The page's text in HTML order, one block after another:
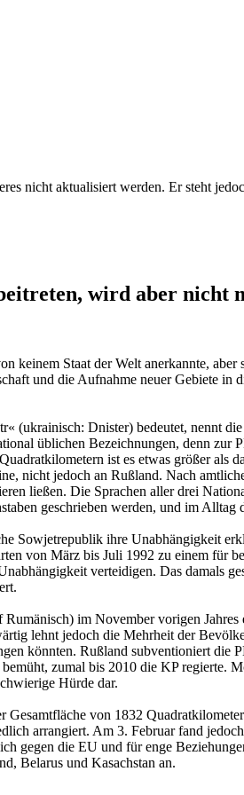
nicht aktualisiert werden. Er steht
wird aber nicht
Staat der Welt anerkannte,
und die Aufnahme neuer Gebiete
(ukrainisch: Dnister) bedeutet, nennt
üblichen Bezeichnungen, denn zur
ist es etwas größer als
nicht jedoch an Rußland. Nach
ließen. Die Sprachen aller drei
geschrieben werden, und im Alltag
Sowjetrepublik ihre Unabhängigkeit
von März bis Juli 1992 zu einem für
verteidigen. Das damals
im November vorigen
lehnt jedoch die Mehrheit der
könnten. Rußland subventioniert
zumal bis 2010 die KP
Hürde dar.
von 1832
arrangiert. Am 3. Februar fand
gegen die EU und für enge
Belarus und Kasachstan an.